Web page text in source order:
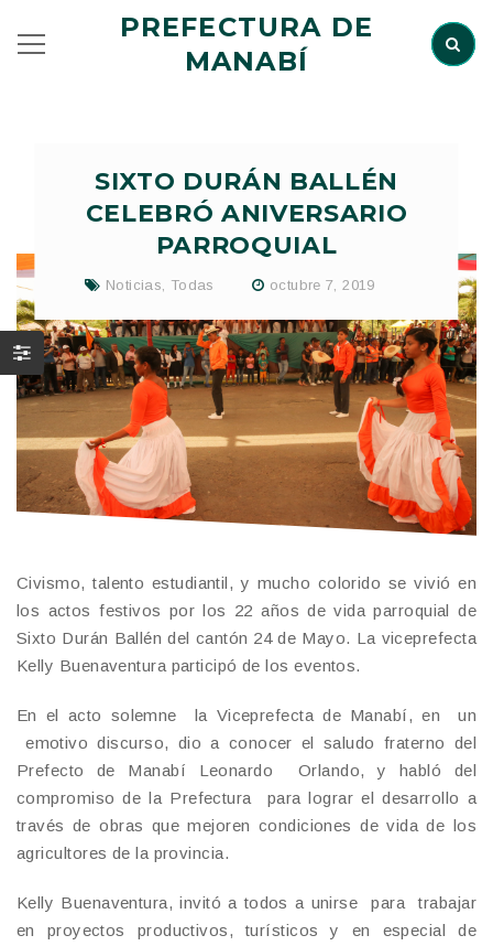
PREFECTURA DE
MANABÍ
SIXTO DURÁN BALLÉN
CELEBRÓ ANIVERSARIO
PARROQUIAL
Noticias Todas octubre 7, 2019
Civismo, talento estudiantil, y mucho colorido se vivió en
los actos festivos por los 22 años de vida parroquial de
Sixto Durán Ballén del cantón 24 de Mayo. La viceprefecta
Kelly Buenaventura participó de los eventos.
En el acto solemne la Viceprefecta de Manabí, en un
emotivo discurso, dio a conocer el saludo fraterno del
Prefecto de Manabí Leonardo Orlando, y habló del
compromiso de la Prefectura para lograr el desarrollo a
través de obras que mejoren condiciones de vida de los
agricultores de la provincia.
Kelly Buenaventura, invitó a todos a unirse para trabajar
en proyectos productivos, turísticos y en especial de